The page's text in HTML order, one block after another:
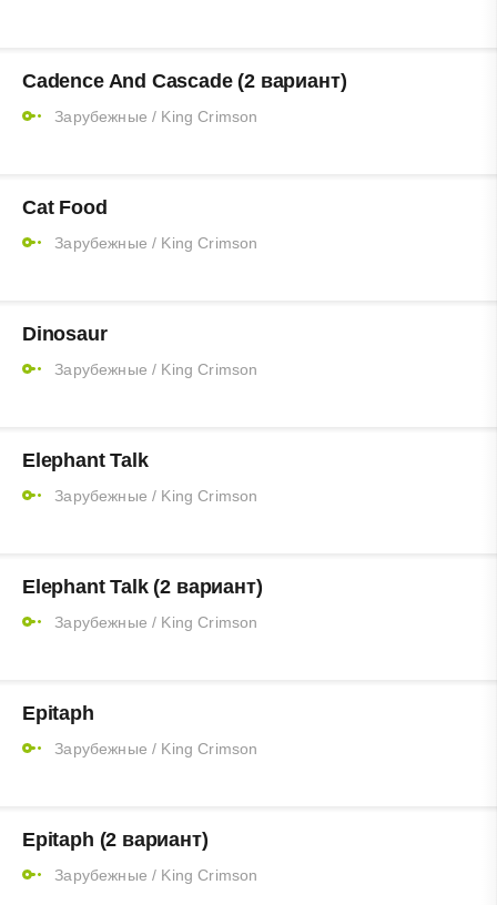
Cadence And Cascade (2 вариант)
Зарубежные / King Crimson
Cat Food
Зарубежные / King Crimson
Dinosaur
Зарубежные / King Crimson
Elephant Talk
Зарубежные / King Crimson
Elephant Talk (2 вариант)
Зарубежные / King Crimson
Epitaph
Зарубежные / King Crimson
Epitaph (2 вариант)
Зарубежные / King Crimson